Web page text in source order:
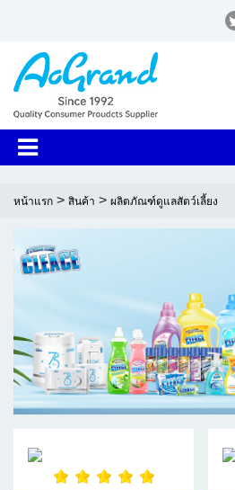
หน้าแรก > สินค้า > ผลิตภัณฑ์ดูแลสัตว์เลี้ยง